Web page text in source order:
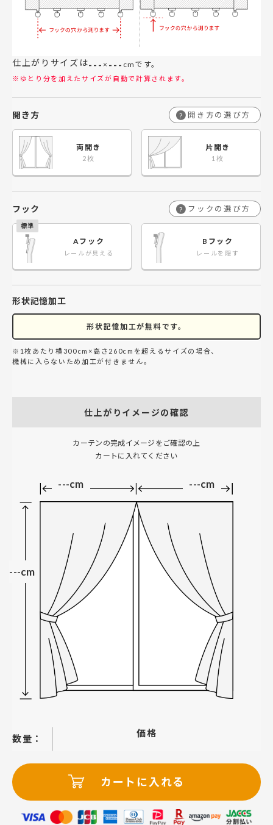
仕上がりサイズは--- × --- cmです。
※ゆとり分を加えたサイズが自動で計算されます。
開き方 ? 開き方の選び方
両開き 片開き
フック ? フックの選び方
Aフック
レールが見える
Bフック
レールを隠す
形状記憶加工
形状記憶加工が無料です。
※1枚あたり横300cm×高さ260cmを超えるサイズの場合、
機械に入らないため加工が付きません。
仕上がりイメージの確認
カーテンの完成イメージをご確認の上
カートに入れてください
---cm ---cm
---cm
価格
カートに入れる